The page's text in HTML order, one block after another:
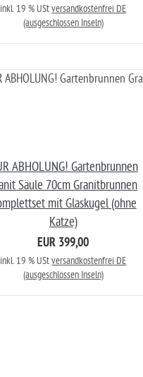
inkl. 19 % UStversandkostenfrei DE
(ausgeschlossen Inseln)
ABHOLUNG! Gartenbrunnen
Säule 70cm Granitbrunnen
mit Glaskugel (ohne
Katze)
EUR 399,00
inkl. 19 % UStversandkostenfrei DE
(ausgeschlossen Inseln)